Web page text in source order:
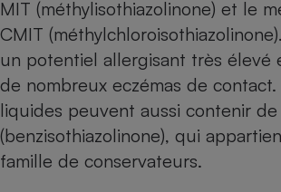
MIT (méthylisothiazolinone) et le
CMIT (méthylchloroisothiazolinone).
un potentiel allergisant très élevé
de nombreux eczémas de contact
liquides peuvent aussi contenir de
(benzisothiazolinone), qui
famille de conservateurs.